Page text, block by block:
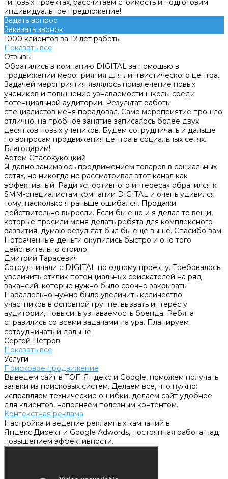
типовых проектах, рассчитаем стоимость и подготовим
индивидуальное предложение!
Задать вопрос
Заказать звонок
1000 клиентов за 12 лет работы
Показать все
Отзывы
Обратились в компанию DIGITAL за помощью в
продвижении мероприятия для лингвистического центра.
Задачей мероприятия являлось привлечение новых
учеников и повышение узнаваемости школы среди
потенциальной аудитории. Результат работы
специалистов меня порадовал. Само мероприятие прошло
отлично, на пробное занятие записалось более двух
десятков новых учеников. Будем сотрудничать и дальше
по вопросам продвижения центра в социальных сетях.
Благодарим!
Артем Спасокукоцкий
Я давно занимаюсь продвижением товаров в социальных
сетях, но никогда не рассматривал этот канал как
эффективный. Ради «спортивного интереса» обратился к
SMM-специалистам компании DIGITAL и очень удивился
тому, насколько я раньше ошибался. Продажи
действительно выросли. Если бы еще и я делал те вещи,
которые просили меня делать ребята для комплексного
развития, думаю результат был бы еще выше. Спасибо вам.
Потраченные деньги окупились быстро и оно того
действительно стоило.
Дмитрий Тарасевич
Сотрудничали с DIGITAL по одному проекту. Требовалось
увеличить отклик потенциальных соискателей на ряд
вакансий, которые нужно было срочно закрывать.
Параллельно нужно было увеличить количество
участников в основной группе, вызвать интерес у
аудитории, повысить узнаваемость бренда. Ребята
справились со всеми задачами на ура. Планируем
сотрудничать и дальше.
Сергей Петров
Показать все
Услуги
Поисковое продвижение
Выведем сайт в ТОП Яндекс и Google, поможем получать
заявки из поисковых систем. Делаем все, что нужно:
исправляем технические ошибки, делаем сайт удобнее
для клиентов, наполняем полезным контентом.
Контекстная реклама
Настройка и ведение рекламных кампаний в
Яндекс.Директ и Google Adwords, постоянная работа над
повышением эффективности.